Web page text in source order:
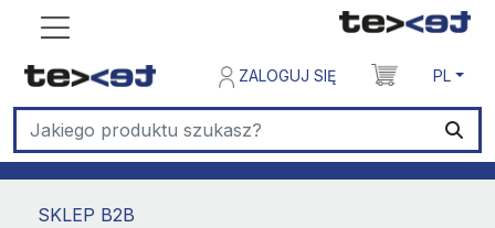
ZALOGUJ SIĘ PL
SKLEP B2B